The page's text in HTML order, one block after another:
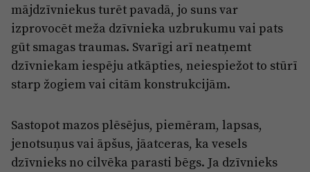
mājdzīvniekus turēt pavadā, jo suns var
izprovocēt meža dzīvnieka uzbrukumu vai pats
gūt smagas traumas. Svarīgi arī neatņemt
dzīvniekam iespēju atkāpties, neiespiežot to stūrī
starp žogiem vai citām konstrukcijām.
Sastopot mazos plēsējus, piemēram, lapsas,
jenotsuņus vai āpšus, jāatceras, ka vesels
dzīvnieks no cilvēka parasti bēgs. Ja dzīvnieks